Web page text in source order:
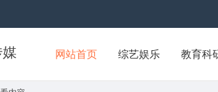
网站首页 综艺娱乐 教育科